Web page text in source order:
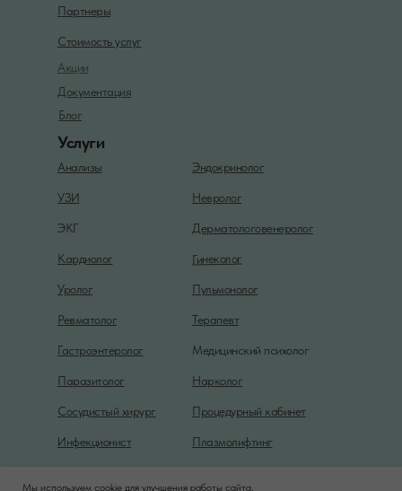
Мы используем cookie для улучшения работы сайта,
Услуги
Акции
Документация
Блог
Уролог
Кардиолог
ЭКГ
УЗИ
Анализы
Инфекционист
Сосудистый хирург
Паразитолог
Медицинский психолог
Ревматолог
Пульмонолог
Гинеколог
Дерматологовенеролог
Невролог
Эндокринолог
Плазмолифтинг
Процедурный кабинет
Нарколог
Гастроэнтеролог
Терапевт
Стоимость услуг
Партнеры